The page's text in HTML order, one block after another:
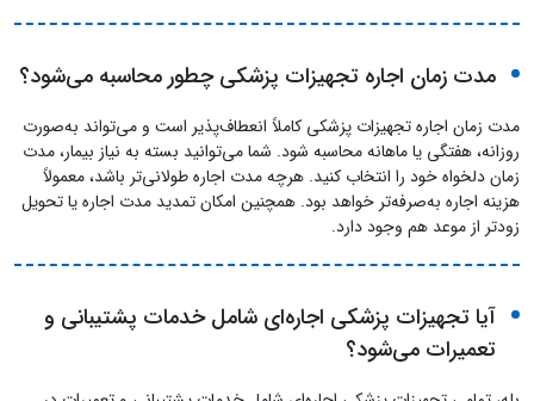
مدت زمان اجاره تجهیزات پزشکی چطور محاسبه می‌شود؟
مدت زمان اجاره تجهیزات پزشکی کاملاً انعطاف‌پذیر است و می‌تواند به‌صورت
روزانه، هفتگی یا ماهانه محاسبه شود. شما می‌توانید بسته به نیاز بیمار، مدت
زمان دلخواه خود را انتخاب کنید. هرچه مدت اجاره طولانی‌تر باشد، معمولاً
هزینه اجاره به‌صرفه‌تر خواهد بود. همچنین امکان تمدید مدت اجاره یا تحویل
زودتر از موعد هم وجود دارد.
آیا تجهیزات پزشکی اجاره‌ای شامل خدمات پشتیبانی و
تعمیرات می‌شود؟